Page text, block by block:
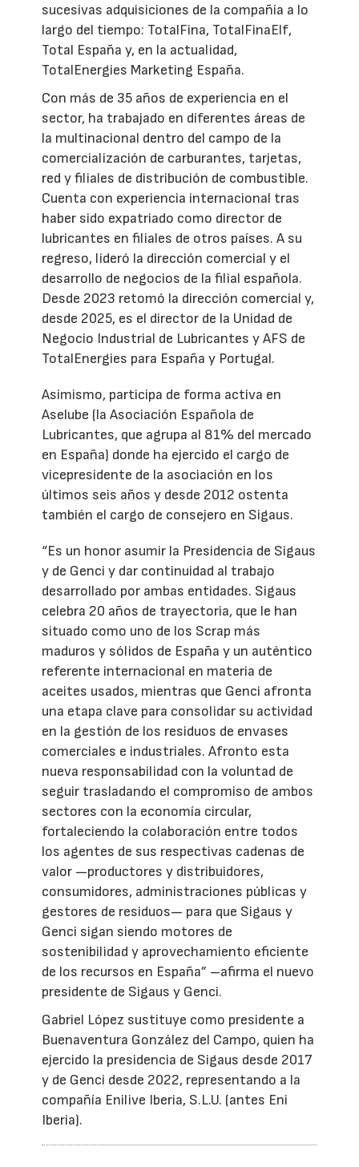
sucesivas adquisiciones de la compañía a lo
largo del tiempo: TotalFina, TotalFinaElf,
Total España y, en la actualidad,
TotalEnergies Marketing España.
Con más de 35 años de experiencia en el
sector, ha trabajado en diferentes áreas de
la multinacional dentro del campo de la
comercialización de carburantes, tarjetas,
red y filiales de distribución de combustible.
Cuenta con experiencia internacional tras
haber sido expatriado como director de
lubricantes en filiales de otros países. A su
regreso, lideró la dirección comercial y el
desarrollo de negocios de la filial española.
Desde 2023 retomó la dirección comercial y,
desde 2025, es el director de la Unidad de
Negocio Industrial de Lubricantes y AFS de
TotalEnergies para España y Portugal.
Asimismo, participa de forma activa en
Aselube (la Asociación Española de
Lubricantes, que agrupa al 81% del mercado
en España) donde ha ejercido el cargo de
vicepresidente de la asociación en los
últimos seis años y desde 2012 ostenta
también el cargo de consejero en Sigaus.
“Es un honor asumir la Presidencia de Sigaus
y de Genci y dar continuidad al trabajo
desarrollado por ambas entidades. Sigaus
celebra 20 años de trayectoria, que le han
situado como uno de los Scrap más
maduros y sólidos de España y un auténtico
referente internacional en materia de
aceites usados, mientras que Genci afronta
una etapa clave para consolidar su actividad
en la gestión de los residuos de envases
comerciales e industriales. Afronto esta
nueva responsabilidad con la voluntad de
seguir trasladando el compromiso de ambos
sectores con la economía circular,
fortaleciendo la colaboración entre todos
los agentes de sus respectivas cadenas de
valor —productores y distribuidores,
consumidores, administraciones públicas y
gestores de residuos— para que Sigaus y
Genci sigan siendo motores de
sostenibilidad y aprovechamiento eficiente
de los recursos en España” –afirma el nuevo
presidente de Sigaus y Genci.
Gabriel López sustituye como presidente a
Buenaventura González del Campo, quien ha
ejercido la presidencia de Sigaus desde 2017
y de Genci desde 2022, representando a la
compañía Enilive Iberia, S.L.U. (antes Eni
Iberia).